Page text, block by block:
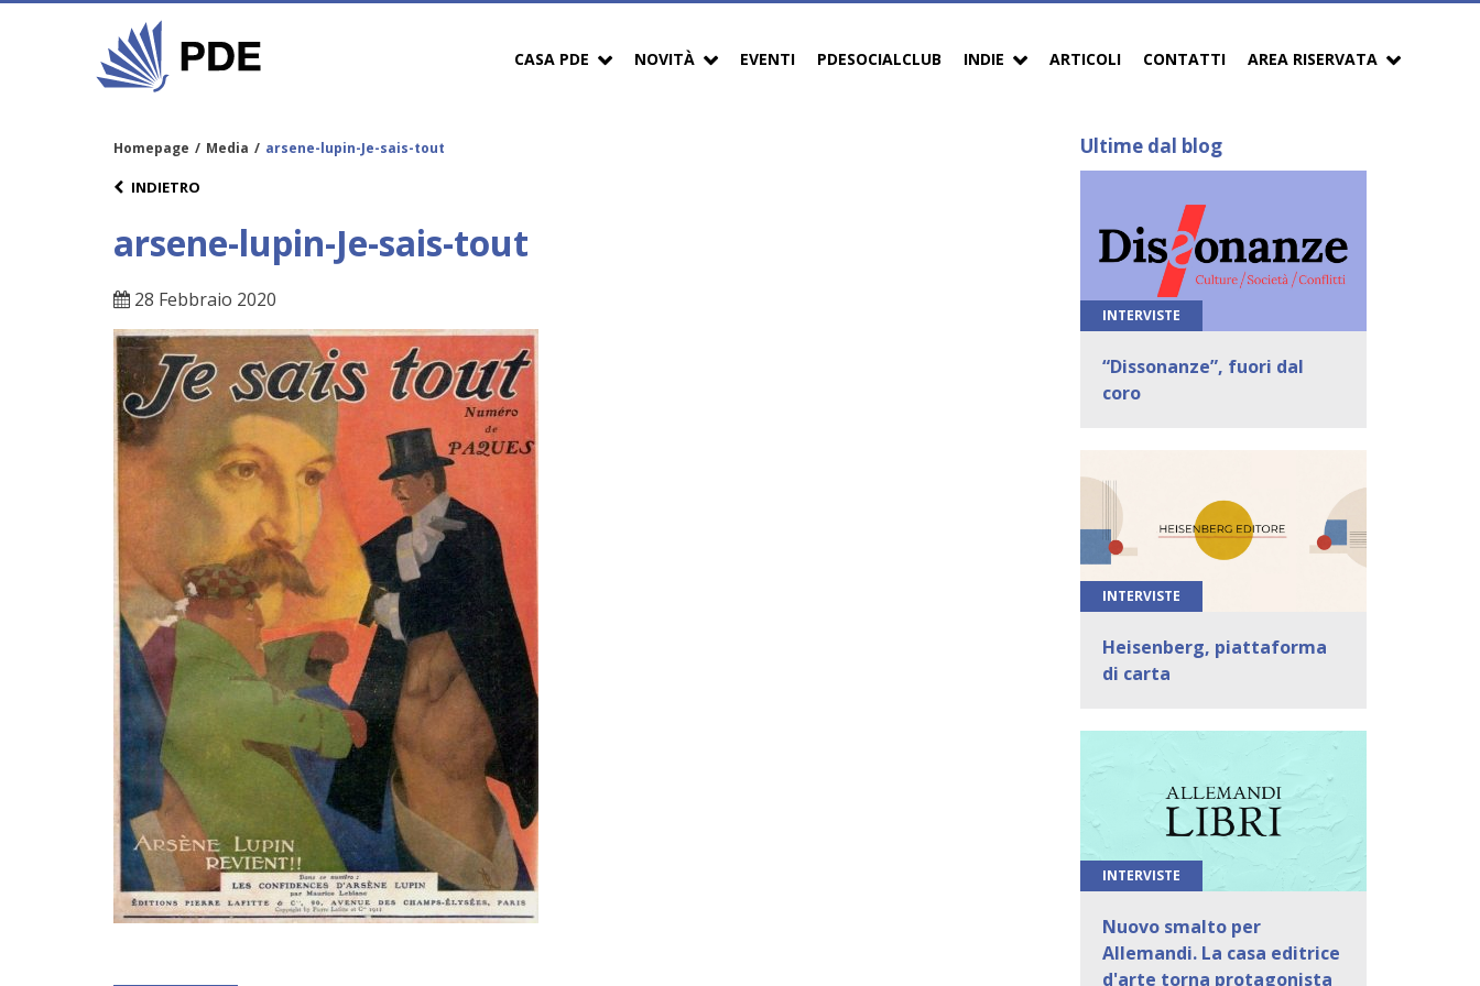
CASA PDE NOVITÀ EVENTI PDESOCIALCLUB INDIE ARTICOLI CONTATTI AREA RISERVATA
Homepage / Media / arsene-lupin-Je-sais-tout
INDIETRO
arsene-lupin-Je-sais-tout
28 Febbraio 2020
Ultime dal blog
INTERVISTE
“Dissonanze”, fuori dal
coro
INTERVISTE
Heisenberg, piattaforma
di carta
INTERVISTE
Nuovo smalto per
Allemandi. La casa editrice
d'arte torna protagonista